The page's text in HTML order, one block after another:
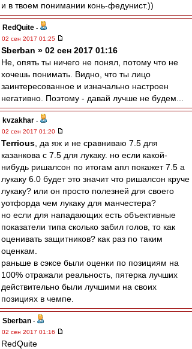
и в твоем понимании конь-федунист.))
RedQuite -
02 сен 2017 01:25
Sberban » 02 сен 2017 01:16
Не, опять ты ничего не понял, потому что не
хочешь понимать. Видно, что ты лицо
заинтересованное и изначально настроен
негативно. Поэтому - давай лучше не будем...
kvzakhar -
02 сен 2017 01:20
Terrious , да яж и не сравниваю 7.5 для
казанкова с 7.5 для лукаку. но если какой-
нибудь ришалсон по итогам апл покажет 7.5 а
лукаку 6.0 будет это значит что ришалсон круче
лукаку? или он просто полезней для своего
уотфорда чем лукаку для манчестера?
но если для нападающих есть объективные
показатели типа сколько забил голов, то как
оценивать защитников? как раз по таким
оценкам.
раньше в сэксе были оценки по позициям на
100% отражали реальность, пятерка лучших
действительно были лучшими на своих
позициях в чемпе.
Sberban -
02 сен 2017 01:16
RedQuite